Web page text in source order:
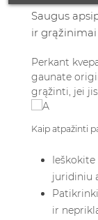
Saugus
ir grąžinimai
Perkant
gaunate
grąžinti, jei
Kaip atpažinti
juridiniu
ir